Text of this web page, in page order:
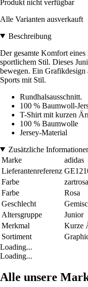
Produkt nicht verfügbar
Alle Varianten ausverkauft
Beschreibung
Der gesamte Komfort
sportlichem Stil. Dieses
bewegen. Ein Grafikdesign
Sports mit Stil.
Rundhalsausschnitt.
100 % Baumwoll-
T-Shirt mit kurzen
100 % Baumwolle
Jersey-Material
Zusätzliche
Marke
adidas
Lieferantenreferenz
Farbe
zartrosa
Farbe
Rosa
Geschlecht
Altersgruppe
Junior
Merkmal
Kurze
Sortiment
Loading...
Loading...
Alle unsere